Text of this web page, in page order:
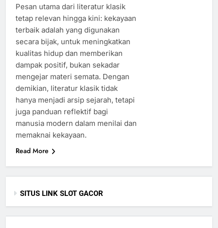
Pesan utama dari literatur klasik
tetap relevan hingga kini: kekayaan
terbaik adalah yang digunakan
secara bijak, untuk meningkatkan
kualitas hidup dan memberikan
dampak positif, bukan sekadar
mengejar materi semata. Dengan
demikian, literatur klasik tidak
hanya menjadi arsip sejarah, tetapi
juga panduan reflektif bagi
manusia modern dalam menilai dan
memaknai kekayaan.
Read More
SITUS LINK SLOT GACOR